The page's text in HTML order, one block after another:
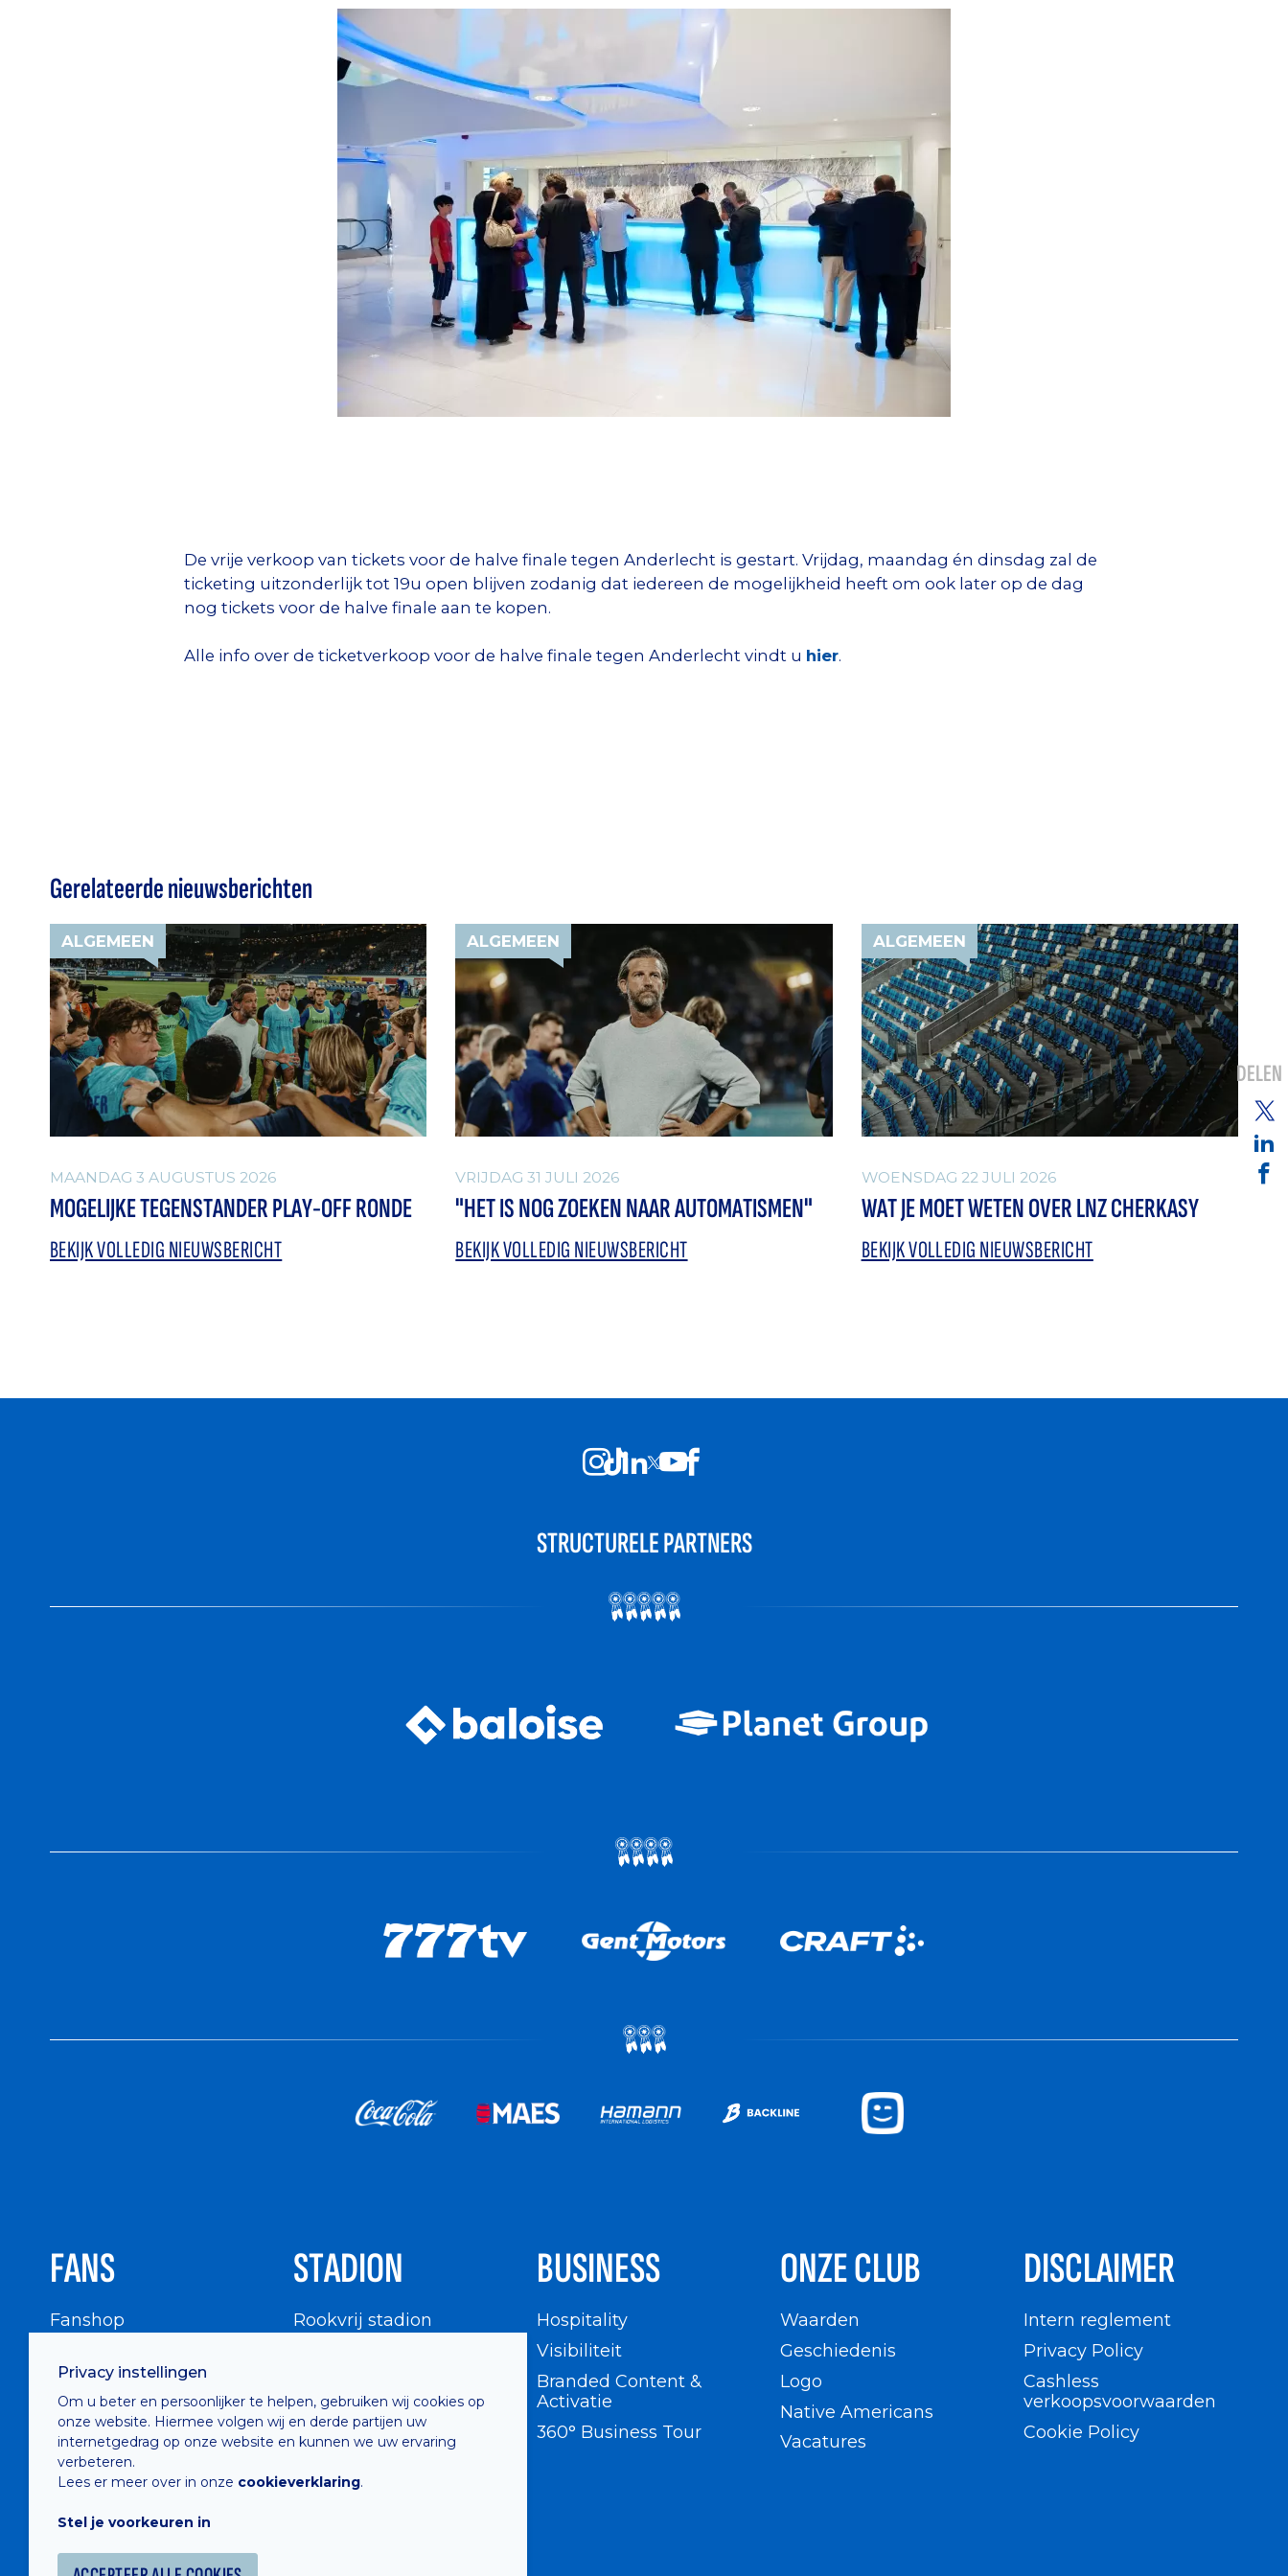
De vrije verkoop van tickets voor de halve finale tegen Anderlecht is gestart. Vrijdag, maandag én dinsdag zal de
ticketing uitzonderlijk tot 19u open blijven zodanig dat iedereen de mogelijkheid heeft om ook later op de dag
nog tickets voor de halve finale aan te kopen.
Alle info over de ticketverkoop voor de halve finale tegen Anderlecht vindt u hier.
Gerelateerde nieuwsberichten
ALGEMEEN
MAANDAG 3 AUGUSTUS 2026
MOGELIJKE TEGENSTANDER PLAY-OFF RONDE
BEKIJK VOLLEDIG NIEUWSBERICHT
ALGEMEEN
VRIJDAG 31 JULI 2026
"HET IS NOG ZOEKEN NAAR AUTOMATISMEN"
BEKIJK VOLLEDIG NIEUWSBERICHT
ALGEMEEN
WOENSDAG 22 JULI 2026
WAT JE MOET WETEN OVER LNZ CHERKASY
BEKIJK VOLLEDIG NIEUWSBERICHT
DELEN
Privacy instellingen
Om u beter en persoonlijker te helpen, gebruiken wij cookies op
onze website. Hiermee volgen wij en derde partijen uw
internetgedrag op onze website en kunnen we uw ervaring
verbeteren.
Lees er meer over in onze cookieverklaring.
Stel je voorkeuren in
STRUCTURELE PARTNERS
FANS
Fanshop
Supportersraad
Buffalo Kids Club
Supportersfederatie
Supportersclubs
Fotoalbums
STADION
Rookvrij stadion
BUSINESS
Hospitality
Visibiliteit
Branded Content &
Activatie
360° Business Tour
ONZE CLUB
Waarden
Geschiedenis
Logo
Native Americans
Vacatures
DISCLAIMER
Intern reglement
Privacy Policy
Cashless
verkoopsvoorwaarden
Cookie Policy